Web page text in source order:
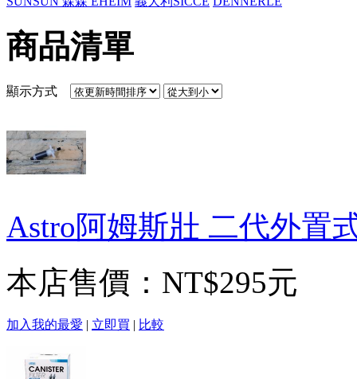
商品清單
顯示方式
Astro阿姆斯壯 二代外置
本店售價： NT$295元
加入我的最愛 | 立即買 | 比較